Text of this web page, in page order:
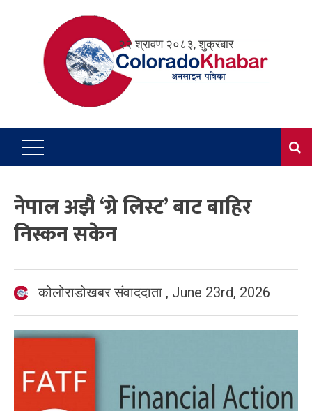
२२ श्रावण २०८३, शुक्रबार
नेपाल अझै ‘ग्रे लिस्ट’ बाट बाहिर
निस्कन सकेन
कोलोराडोखबर संवाददाता , June 23rd, 2026